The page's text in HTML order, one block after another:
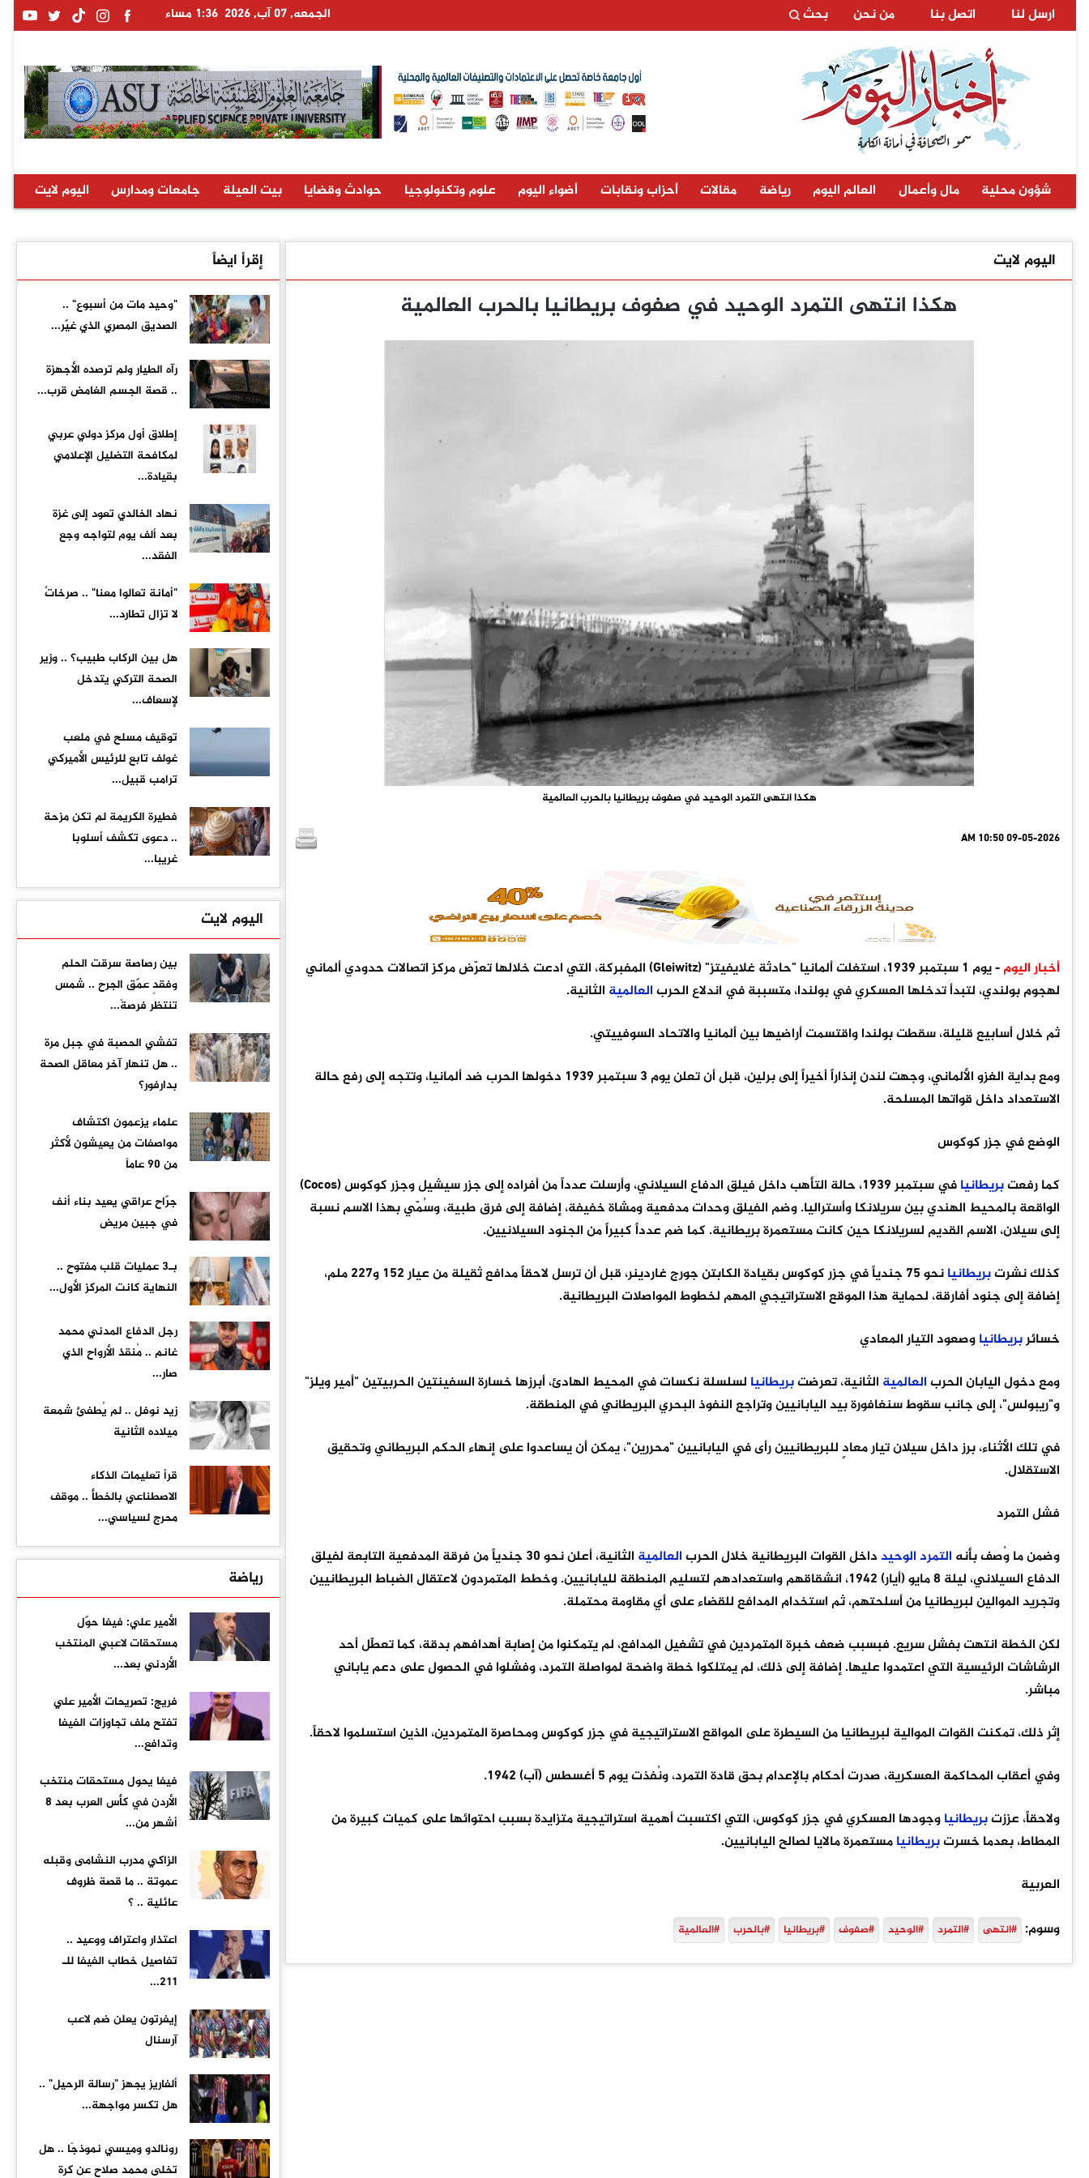
ارسل لنا اتصل بنا من نحن بحث الجمعه, 07 آب, 2026 1:36 مساء
شؤون محلية مال وأعمال العالم اليوم رياضة مقالات أحزاب ونقابات أضواء اليوم علوم وتكنولوجيا حوادث وقضايا بيت العيلة جامعات ومدارس اليوم لايت
اليوم لايت
هكذا انتهى التمرد الوحيد في صفوف بريطانيا بالحرب العالمية
هكذا انتهى التمرد الوحيد في صفوف بريطانيا بالحرب العالمية
09-05-2026 10:50 AM
أخبار اليوم
- يوم 1 سبتمبر 1939، استغلت ألمانيا "حادثة غلايفيتز" (Gleiwitz) المفبركة، التي ادعت خلالها تعرّض مركز اتصالات حدودي ألماني
لهجوم بولندي، لتبدأ تدخلها العسكري في بولندا، متسببة في اندلاع الحربالعالمية الثانية.
ثم خلال أسابيع قليلة، سقطت بولندا واقتسمت أراضيها بين ألمانيا والاتحاد السوفييتي.
ومع بداية الغزو الألماني، وجهت لندن إنذاراً أخيراً إلى برلين، قبل أن تعلن يوم 3 سبتمبر 1939 دخولها الحرب ضد ألمانيا، وتتجه إلى رفع حالة
الاستعداد داخل قواتها المسلحة.
الوضع في جزر كوكوس
كما رفعتبريطانيا
في سبتمبر 1939، حالة التأهب داخل فيلق الدفاع السيلاني، وأرسلت عدداً من أفراده إلى جزر سيشيل وجزر كوكوس (Cocos)
الواقعة بالمحيط الهندي بين سريلانكا وأستراليا. وضم الفيلق وحدات مدفعية ومشاة خفيفة، إضافة إلى فرق طبية، وسُمّي بهذا الاسم نسبة
إلى سيلان، الاسم القديم لسريلانكا حين كانت مستعمرة بريطانية. كما ضم عدداً كبيراً من الجنود السيلانيين.
كذلك نشرتبريطانيا
نحو 75 جندياً في جزر كوكوس بقيادة الكابتن جورج غاردينر، قبل أن ترسل لاحقاً مدافع ثقيلة من عيار 152 و227 ملم،
إضافة إلى جنود أفارقة، لحماية هذا الموقع الاستراتيجي المهم لخطوط المواصلات البريطانية.
خسائربريطانياوصعود التيار المعادي
ومع دخول اليابان الحربالعالمية الثانية، تعرضتبريطانيا لسلسلة نكسات في المحيط الهادئ، أبرزها خسارة السفينتين الحربيتين "أمير ويلز"
و"ريبولس"، إلى جانب سقوط سنغافورة بيد اليابانيين وتراجع النفوذ البحري البريطاني في المنطقة.
في تلك الأثناء، برز داخل سيلان تيار معادٍ للبريطانيين رأى في اليابانيين "محررين"، يمكن أن يساعدوا على إنهاء الحكم البريطاني وتحقيق
الاستقلال.
فشل التمرد
وضمن ما وُصف بأنه التمردالوحيدداخل القوات البريطانية خلال الحربالعالمية
الثانية، أعلن نحو 30 جندياً من فرقة المدفعية التابعة لفيلق
الدفاع السيلاني، ليلة 8 مايو (أيار) 1942، انشقاقهم واستعدادهم لتسليم المنطقة لليابانيين. وخطط المتمردون لاعتقال الضباط البريطانيين
وتجريد الموالين لبريطانيا من أسلحتهم، ثم استخدام المدافع للقضاء على أي مقاومة محتملة.
لكن الخطة انتهت بفشل سريع. فبسبب ضعف خبرة المتمردين في تشغيل المدافع، لم يتمكنوا من إصابة أهدافهم بدقة، كما تعطّل أحد
الرشاشات الرئيسية التي اعتمدوا عليها. إضافة إلى ذلك، لم يمتلكوا خطة واضحة لمواصلة التمرد، وفشلوا في الحصول على دعم ياباني
مباشر.
إثر ذلك، تمكنت القوات الموالية لبريطانيا من السيطرة على المواقع الاستراتيجية في جزر كوكوس ومحاصرة المتمردين، الذين استسلموا لاحقاً.
وفي أعقاب المحاكمة العسكرية، صدرت أحكام بالإعدام بحق قادة التمرد، ونُفذت يوم 5 أغسطس (آب) 1942.
ولاحقاً، عززتبريطانياوجودها العسكري في جزر كوكوس، التي اكتسبت أهمية استراتيجية متزايدة بسبب احتوائها على كميات كبيرة من
المطاط، بعدما خسرتبريطانيامستعمرة مالايا لصالح اليابانيين.
العربية
وسوم: #انتهى #التمرد #الوحيد #صفوف #بريطانيا #بالحرب #العالمية
إقرأ ايضاً
"وحيد مات من أسبوع" ..
الصديق المصري الذي غيّر...
رآه الطيار ولم ترصده الأجهزة
.. قصة الجسم الغامض قرب...
إطلاق أول مركز دولي عربي
لمكافحة التضليل الإعلامي
بقيادة...
نهاد الخالدي تعود إلى غزة
بعد ألف يوم لتواجه وجع
الفقد...
"أمانة تعالوا معنا" .. صرخاتٌ
لا تزال تطارد...
هل بين الركاب طبيب؟ .. وزير
الصحة التركي يتدخل
لإسعاف...
توقيف مسلح في ملعب
غولف تابع للرئيس الأميركي
ترامب قبيل...
فطيرة الكريمة لم تكن مزحة
.. دعوى تكشف أسلوبا
غريبا...
اليوم لايت
بين رصاصة سرقت الحلم
وفقدٍ عمّق الجرح .. شمس
تنتظر فرصةً...
تفشي الحصبة في جبل مرة
.. هل تنهار آخر معاقل الصحة
بدارفور؟
علماء يزعمون اكتشاف
مواصفات من يعيشون لأكثر
من 90 عاماً
جرّاح عراقي يعيد بناء أنف
في جبين مريض
بـ3 عمليات قلب مفتوح ..
النهاية كانت المركز الأول...
رجل الدفاع المدني محمد
غانم .. مُنقذ الأرواح الذي
صار...
زيد نوفل .. لم يُطفئ شمعة
ميلاده الثانية
قرأ تعليمات الذكاء
الاصطناعي بالخطأ .. موقف
محرج لسياسي...
رياضة
الأمير علي: فيفا حوّل
مستحقات لاعبي المنتخب
الأردني بعد...
فريج: تصريحات الأمير علي
تفتح ملف تجاوزات الفيفا
وتدافع...
فيفا يحول مستحقات منتخب
الأردن في كأس العرب بعد 8
أشهر من...
الزاكي مدرب النشامى وقبله
عموتة .. ما قصة ظروف
عائلية .. ؟
اعتذار واعتراف ووعيد ..
تفاصيل خطاب الفيفا للـ
211...
إيفرتون يعلن ضم لاعب
آرسنال
ألفاريز يجهز "رسالة الرحيل" ..
هل تكسر مواجهة...
رونالدو وميسي نموذجًا .. هل
تخلى محمد صلاح عن كرة